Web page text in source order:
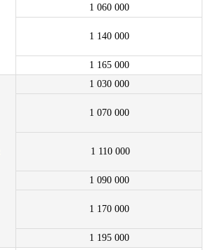
1 060 000
1 140 000
1 165 000
1 030 000
1 070 000
1 110 000
1 090 000
1 170 000
1 195 000